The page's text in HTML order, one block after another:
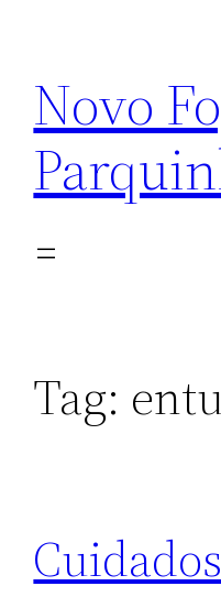
conteúdo
Novo
Tag:
Cuidados